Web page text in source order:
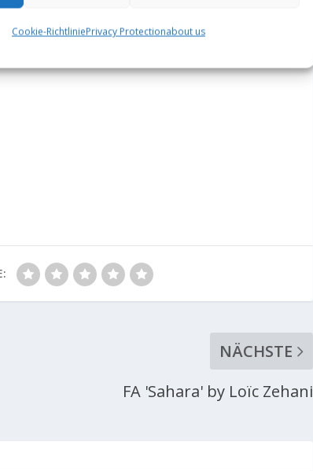
Cookie-RichtliniePrivacy Protectionabout us
NÄCHSTE
FA 'Sahara' by Loïc Zehani